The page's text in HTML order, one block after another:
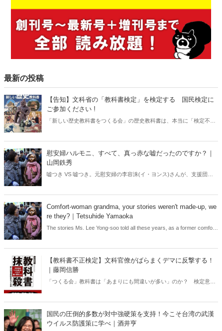
最新の投稿
【告知】文科省の「教科書検定」を検定する 国民検定に
ご参加ください !
「新しい歴史教科書をつくる会」の歴史教科書は、本当に「検定不合
客観的に判定してもらう「国民検定」を呼びかけることになりまし
た。あなたも教科書検定に参加しよう！
慰安婦ハルモニ、すべて、真っ赤な嘘だったのですか？｜
山岡鉄秀
嘘つき VS 嘘つき。元慰安婦の李容洙(イ・ヨンス)さんが、支援団体
(？)。ふたりの間に、いったい、何があったのか。“偽り”の仮面を捨て
て、真実を語ってほしい――。どちらも、だ。
Comfort-woman grandma, your stories weren't made-up, we
re they?｜Tetsuhide Yamaoka
The stories Ms. Lee Yong-soo told all these years, as a former comfort
issue will be irreversibly resolved at last.
【教科書不正検定】文科官僚がばらまくデマに反撃する！
｜藤岡信勝
「つくる会」教科書は「あまりにも間違いが多い」のか？ 検定意見
代表執筆者の藤岡信勝氏が猛反論！！
国民の圧倒的多数が対中強硬策を支持！今こそ台湾の武漢
ウイルス防護策に学べ｜酒井亨